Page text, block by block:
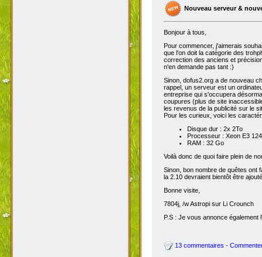
Nouveau serveur &
Bonjour à tous,
Pour commencer, j'aimerais
que l'on doit la catégorie des
correction des anciens et
n'en demande pas tant :)
Sinon, dofus2.org a de nouveau
rappel, un serveur est un
entreprise qui s'occupera
coupures (plus de site
les revenus de la publicité sur le
Pour les curieux, voici les
Disque dur : 2x 2To
Processeur : Xeon E3
RAM : 32 Go
Voilà donc de quoi faire plein de
Sinon, bon nombre de quêtes ont
la 2.10 devraient bientôt être
Bonne visite,
7804j, /w Astropi sur Li Crounch
P.S : Je vous annonce
13 commentaires -